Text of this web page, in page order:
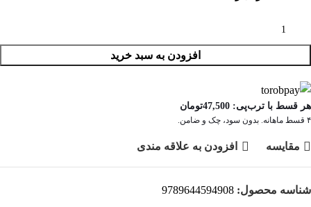
افزودن به سبد خرید
هر قسط با ترب‌پی: 47,500تومان
۴ قسط ماهانه. بدون سود، چک و ضامن.
مقايسه افزودن به علاقه مندی
شناسه محصول: 9789644594908